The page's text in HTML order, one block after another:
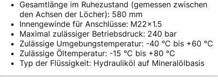
Gesamtlänge im Ruhezustand (gemessen zwischen
den Achsen der Löcher): 580 mm
Innengewinde für Anschlüsse: M22x1.5
Maximal zulässiger Betriebsdruck: 240 bar
Zulässige Umgebungstemperatur: -40 °C bis +60 °C
Zulässige Öltemperatur: -15 °C bis +80 °C
Typ der Flüssigkeit: Hydrauliköl auf Mineralölbasis